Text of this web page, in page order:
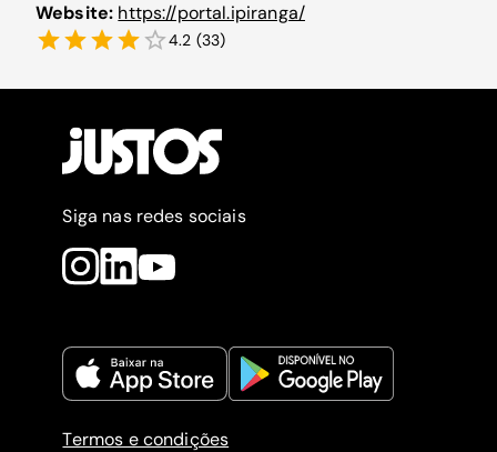
Website: https://portal.ipiranga/
4.2 (33)
Siga nas redes sociais
Termos e condições